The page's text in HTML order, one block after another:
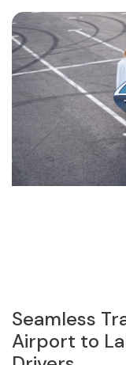
Lugano
Private